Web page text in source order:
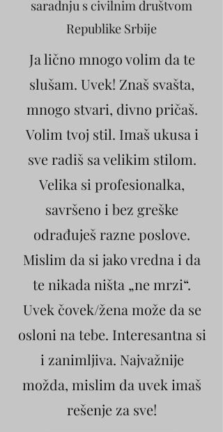
saradnju s civilnim društvom
Republike Srbije
Ja lično mnogo volim da te
slušam. Uvek! Znaš svašta,
mnogo stvari, divno pričaš.
Volim tvoj stil. Imaš ukusa i
sve radiš sa velikim stilom.
Velika si profesionalka,
savršeno i bez greške
odrađuješ razne poslove.
Mislim da si jako vredna i da
te nikada ništa „ne mrzi“.
Uvek čovek/žena može da se
osloni na tebe. Interesantna si
i zanimljiva. Najvažnije
možda, mislim da uvek imaš
rešenje za sve!